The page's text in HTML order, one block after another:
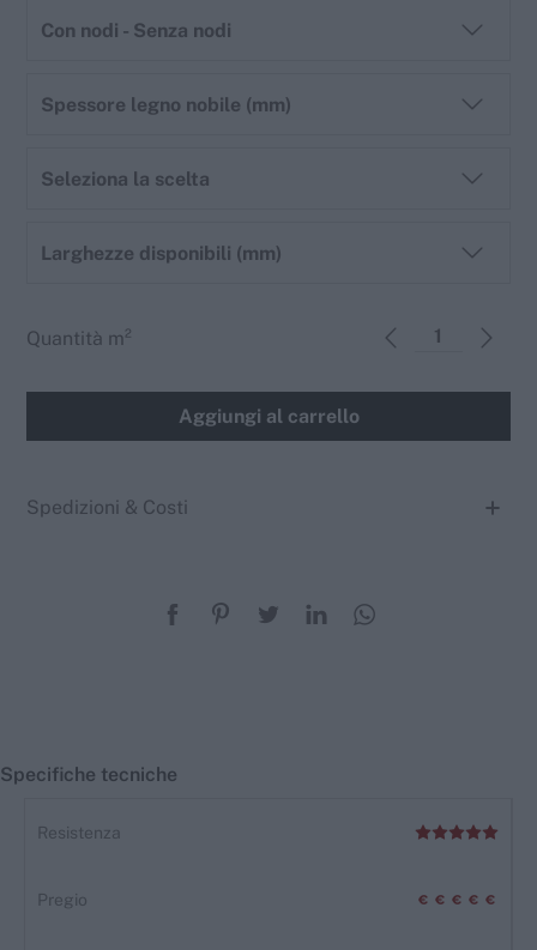
Con nodi - Senza nodi
Spessore legno nobile (mm)
Seleziona la scelta
Larghezze disponibili (mm)
Quantità m²
Aggiungi al carrello
Spedizioni & Costi
Specifiche tecniche
Resistenza
Pregio